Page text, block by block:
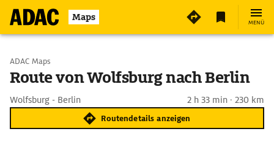
Maps MENÜ
Start wählen
ADAC Maps
Route von Wolfsburg nach Berlin
Wolfsburg - Berlin 2 h 33 min · 230 km
Routendetails anzeigen